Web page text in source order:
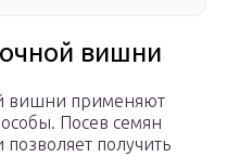
вишни
вишни применяют
Посев семян
получить